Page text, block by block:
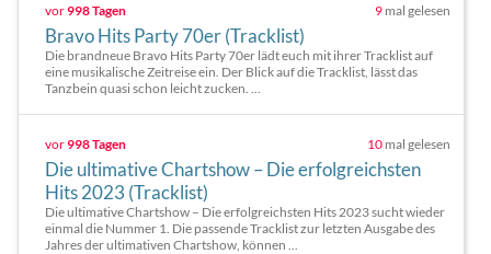
vor998 Tagen 9 mal gelesen
Bravo Hits Party 70er (Tracklist)
Die brandneue Bravo Hits Party 70er lädt euch mit ihrer Tracklist auf
eine musikalische Zeitreise ein. Der Blick auf die Tracklist, lässt das
Tanzbein quasi schon leicht zucken. ...
vor998 Tagen 10 mal gelesen
Die ultimative Chartshow – Die erfolgreichsten
Hits 2023 (Tracklist)
Die ultimative Chartshow – Die erfolgreichsten Hits 2023 sucht wieder
einmal die Nummer 1. Die passende Tracklist zur letzten Ausgabe des
Jahres der ultimativen Chartshow, können ...